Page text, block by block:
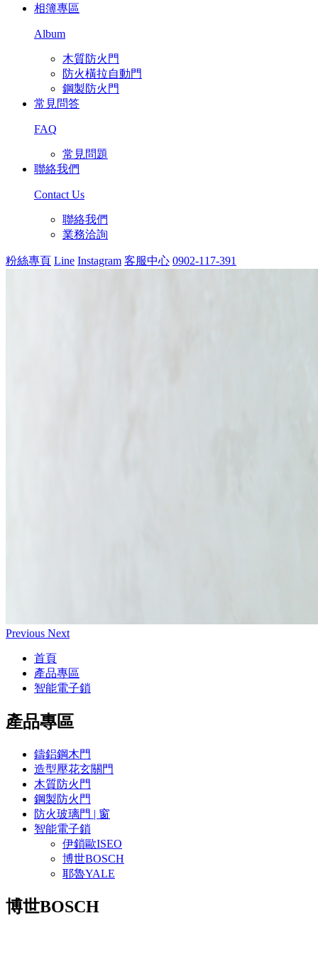
相簿專區
Album
木質防火門
防火橫拉自動門
鋼製防火門
常見問答
FAQ
常見問題
聯絡我們
Contact Us
聯絡我們
業務洽詢
粉絲專頁 Line Instagram 客服中心 0902-117-391
Previous Next
首頁
產品專區
智能電子鎖
產品專區
鑄鋁鋼木門
造型壓花玄關門
木質防火門
鋼製防火門
防火玻璃門 | 窗
智能電子鎖
伊鎖歐ISEO
博世BOSCH
耶魯YALE
博世BOSCH